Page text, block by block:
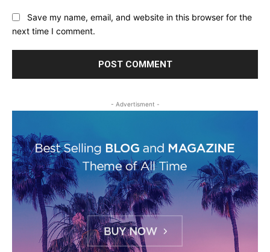
Save my name, email, and website in this browser for the
next time I comment.
- Advertisment -